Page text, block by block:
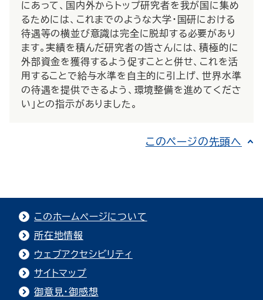
にあって、国内外からトップ研究者を我が国に集め
るためには、これまでのような大学・国研における
待遇等の横並び意識は完全に脱却する必要があり
ます。実績を積んだ研究者の皆さんには、積極的に
外部資金を獲得するよう促すことと併せ、これを活
用することで給与水準を自主的に引上げ、世界水準
の待遇を提供できるよう、環境整備を進めてくださ
い」との指示がありました。
このページの先頭へ
このホームページについて
所在地情報
ウェブアクセシビリティ
サイトマップ
御意見・御感想